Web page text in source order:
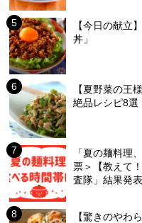
【今日の献立
丼」
【夏野菜の王
絶品レシピ8選
「夏の麺料理
票＞【教えて
査隊」結果発
【驚きのやわ